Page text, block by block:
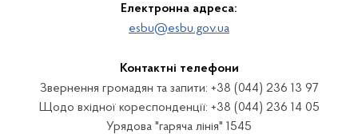
Електронна адреса:
esbu@esbu.gov.ua
Контактні телефони
Звернення громадян та запити: +38 (044) 236 13 97
Щодо вхідної кореспонденції: +38 (044) 236 14 05
Урядова "гаряча лінія" 1545